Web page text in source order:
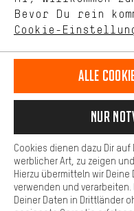
Deutsch
DE
VERTRAG WIDERRUFEN
Datenschutz
Hinweisgebersystem
Cookie-
Alle Preise verstehen
Versandkosten
Bevor Du rein
Cookie-
selbst Einfluss auf die
unseres Shop-
Dein Shopping-
stellen wir
können wir dir weitere
Verfügung stellen.
Services zu nutzen,
finden.
Fragen schnell und
Basis
Basis-Cookies
grundsätzlich nutzen
Alle
Nur
Cookies dienen dazu Dir
werblicher Art, zu zeigen
Hierzu übermitteln wir
verwenden und
Deiner Daten in Drittländer